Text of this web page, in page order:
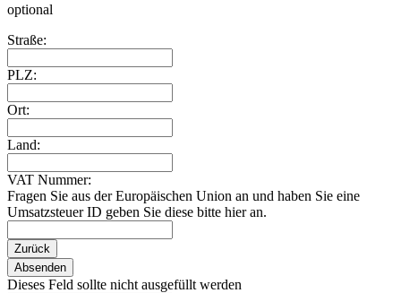
optional
Straße:
PLZ:
Ort:
Land:
VAT Nummer:
Fragen Sie aus der Europäischen Union an und haben Sie eine
Umsatzsteuer ID geben Sie diese bitte hier an.
Zurück
Absenden
Dieses Feld sollte nicht ausgefüllt werden